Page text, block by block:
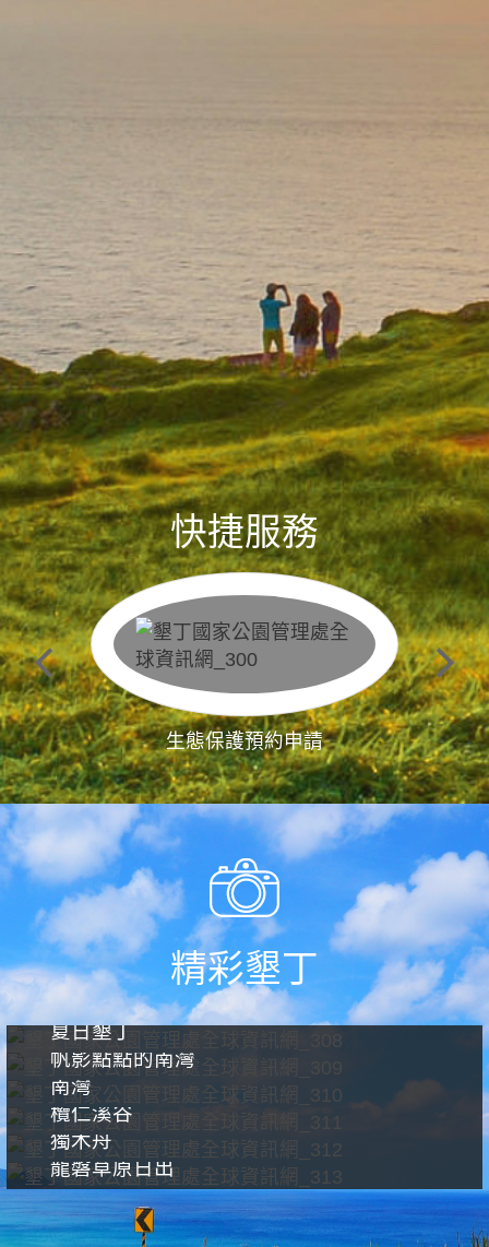
快捷服務
生態保護預約申請
精彩墾丁
夏日墾丁
帆影點點的南灣
南灣
欖仁溪谷
獨木舟
龍磐草原日出